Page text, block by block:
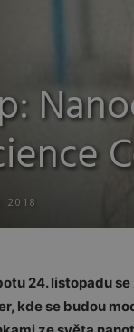
24. listopadu
kde se budou